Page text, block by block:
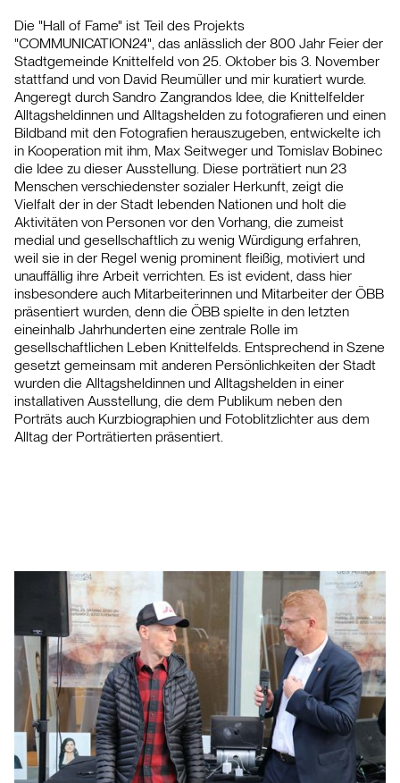
Die "Hall of Fame" ist Teil des Projekts
"COMMUNICATION24", das anlässlich der 800 Jahr Feier der
Stadtgemeinde Knittelfeld von 25. Oktober bis 3. November
stattfand und von David Reumüller und mir kuratiert wurde.
Angeregt durch Sandro Zangrandos Idee, die Knittelfelder
Alltagsheldinnen und Alltagshelden zu fotografieren und einen
Bildband mit den Fotografien herauszugeben, entwickelte ich
in Kooperation mit ihm, Max Seitweger und Tomislav Bobinec
die Idee zu dieser Ausstellung. Diese porträtiert nun 23
Menschen verschiedenster sozialer Herkunft, zeigt die
Vielfalt der in der Stadt lebenden Nationen und holt die
Aktivitäten von Personen vor den Vorhang, die zumeist
medial und gesellschaftlich zu wenig Würdigung erfahren,
weil sie in der Regel wenig prominent fleißig, motiviert und
unauffällig ihre Arbeit verrichten. Es ist evident, dass hier
insbesondere auch Mitarbeiterinnen und Mitarbeiter der ÖBB
präsentiert wurden, denn die ÖBB spielte in den letzten
eineinhalb Jahrhunderten eine zentrale Rolle im
gesellschaftlichen Leben Knittelfelds. Entsprechend in Szene
gesetzt gemeinsam mit anderen Persönlichkeiten der Stadt
wurden die Alltagsheldinnen und Alltagshelden in einer
installativen Ausstellung, die dem Publikum neben den
Porträts auch Kurzbiographien und Fotoblitzlichter aus dem
Alltag der Porträtierten präsentiert.